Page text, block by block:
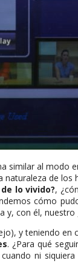
similar al
de
lo vivido?,
cómo
con él,
y teniendo
. ¿Para qué
ni